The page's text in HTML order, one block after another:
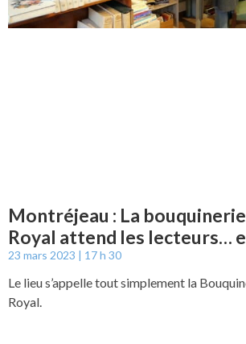
Montréjeau : La
Royal attend les lecteurs…
23 mars 2023 17 h 30
Le lieu s’appelle tout simplement la
Royal.